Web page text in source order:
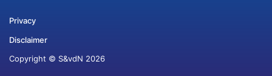
Privacy
Disclaimer
Copyright © S&vdN 2026